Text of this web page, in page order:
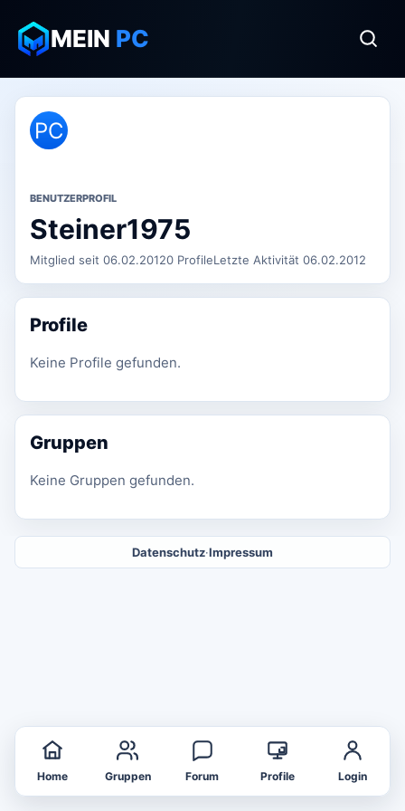
MEIN PC
PC
BENUTZERPROFIL
Steiner1975
Mitglied seit 06.02.20120 ProfileLetzte Aktivität 06.02.2012
Profile
Keine Profile gefunden.
Gruppen
Keine Gruppen gefunden.
Datenschutz·Impressum
Home Gruppen Forum Profile Login